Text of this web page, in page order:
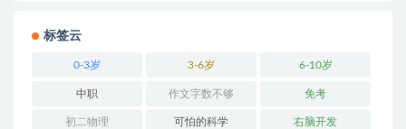
标签云
0-3岁 3-6岁 6-10岁
中职 作文字数不够 免考
初二物理 可怕的科学 右脑开发